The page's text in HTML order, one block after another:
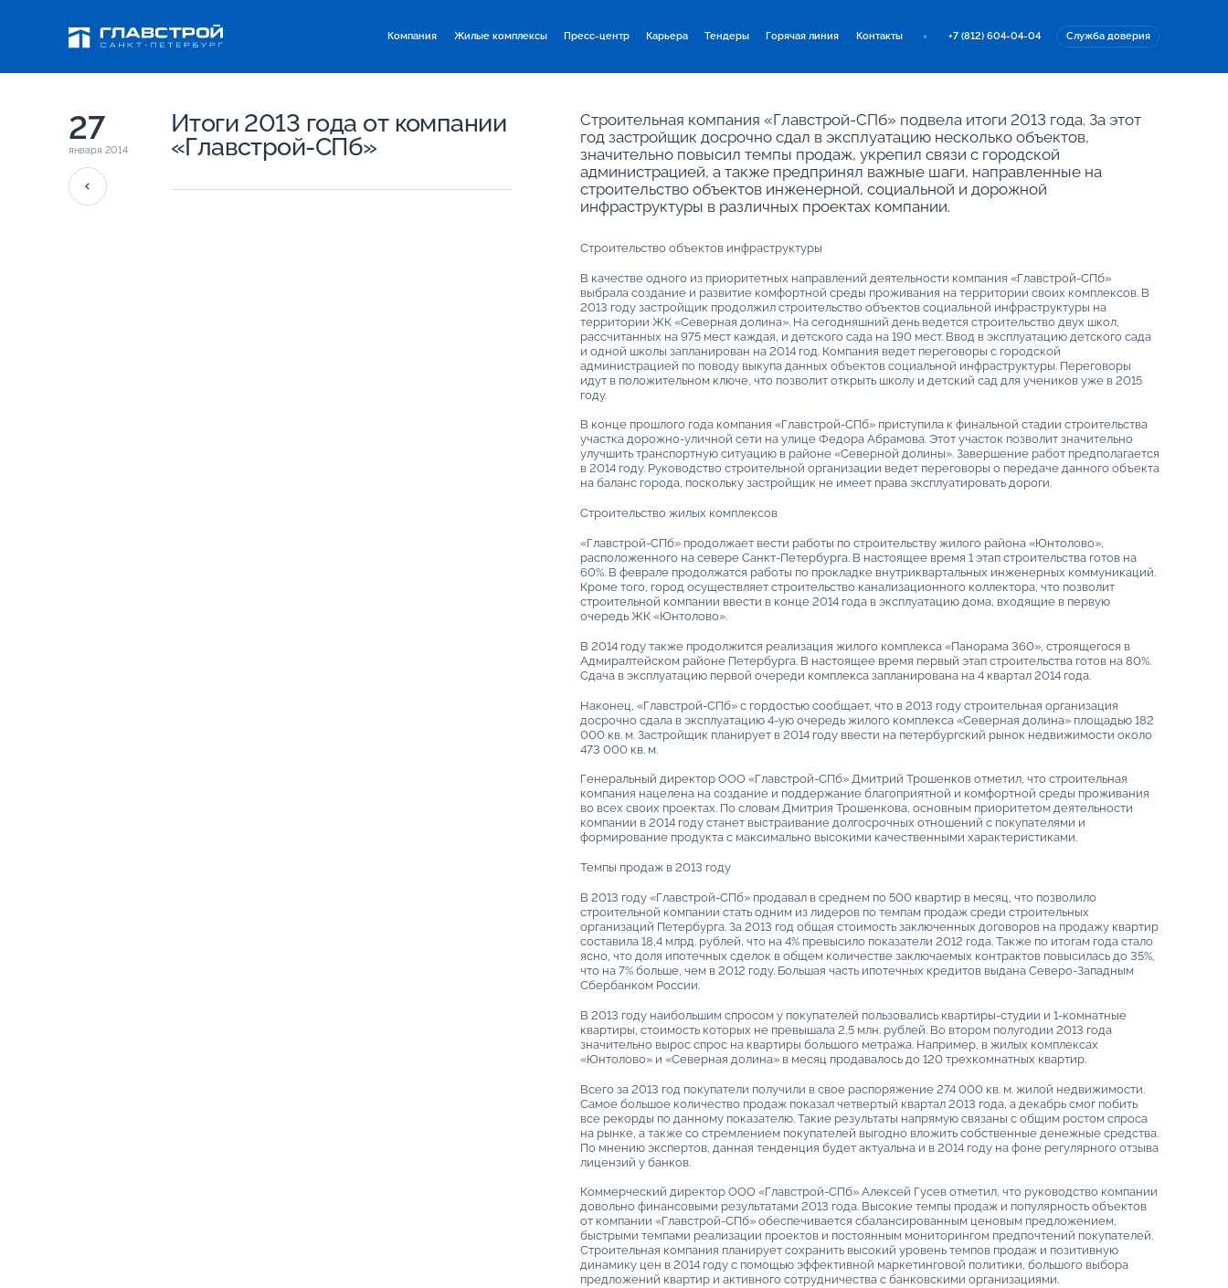
Компания Жилые комплексы Пресс-центр Карьера Тендеры Горячая линия Контакты +7 (812) 604-04-04 Служба доверия
27
января 2014
Итоги 2013 года от компании
«Главстрой-СПб»
Строительная компания «Главстрой-СПб» подвела итоги 2013 года. За этот
год застройщик досрочно сдал в эксплуатацию несколько объектов,
значительно повысил темпы продаж, укрепил связи с городской
администрацией, а также предпринял важные шаги, направленные на
строительство объектов инженерной, социальной и дорожной
инфраструктуры в различных проектах компании.
Строительство объектов инфраструктуры
В качестве одного из приоритетных направлений деятельности компания «Главстрой-СПб»
выбрала создание и развитие комфортной среды проживания на территории своих комплексов. В
2013 году застройщик продолжил строительство объектов социальной инфраструктуры на
территории ЖК «Северная долина». На сегодняшний день ведется строительство двух школ,
рассчитанных на 975 мест каждая, и детского сада на 190 мест. Ввод в эксплуатацию детского сада
и одной школы запланирован на 2014 год. Компания ведет переговоры с городской
администрацией по поводу выкупа данных объектов социальной инфраструктуры. Переговоры
идут в положительном ключе, что позволит открыть школу и детский сад для учеников уже в 2015
году.
В конце прошлого года компания «Главстрой-СПб» приступила к финальной стадии строительства
участка дорожно-уличной сети на улице Федора Абрамова. Этот участок позволит значительно
улучшить транспортную ситуацию в районе «Северной долины». Завершение работ предполагается
в 2014 году. Руководство строительной организации ведет переговоры о передаче данного объекта
на баланс города, поскольку застройщик не имеет права эксплуатировать дороги.
Строительство жилых комплексов
«Главстрой-СПб» продолжает вести работы по строительству жилого района «Юнтолово»,
расположенного на севере Санкт-Петербурга. В настоящее время 1 этап строительства готов на
60%. В феврале продолжатся работы по прокладке внутриквартальных инженерных коммуникаций.
Кроме того, город осуществляет строительство канализационного коллектора, что позволит
строительной компании ввести в конце 2014 года в эксплуатацию дома, входящие в первую
очередь ЖК «Юнтолово».
В 2014 году также продолжится реализация жилого комплекса «Панорама 360», строящегося в
Адмиралтейском районе Петербурга. В настоящее время первый этап строительства готов на 80%.
Сдача в эксплуатацию первой очереди комплекса запланирована на 4 квартал 2014 года.
Наконец, «Главстрой-СПб» с гордостью сообщает, что в 2013 году строительная организация
досрочно сдала в эксплуатацию 4-ую очередь жилого комплекса «Северная долина» площадью 182
000 кв. м. Застройщик планирует в 2014 году ввести на петербургский рынок недвижимости около
473 000 кв. м.
Генеральный директор ООО «Главстрой-СПб» Дмитрий Трошенков отметил, что строительная
компания нацелена на создание и поддержание благоприятной и комфортной среды проживания
во всех своих проектах. По словам Дмитрия Трошенкова, основным приоритетом деятельности
компании в 2014 году станет выстраивание долгосрочных отношений с покупателями и
формирование продукта с максимально высокими качественными характеристиками.
Темпы продаж в 2013 году
В 2013 году «Главстрой-СПб» продавал в среднем по 500 квартир в месяц, что позволило
строительной компании стать одним из лидеров по темпам продаж среди строительных
организаций Петербурга. За 2013 год общая стоимость заключенных договоров на продажу квартир
составила 18,4 млрд. рублей, что на 4% превысило показатели 2012 года. Также по итогам года стало
ясно, что доля ипотечных сделок в общем количестве заключаемых контрактов повысилась до 35%,
что на 7% больше, чем в 2012 году. Большая часть ипотечных кредитов выдана Северо-Западным
Сбербанком России.
В 2013 году наибольшим спросом у покупателей пользовались квартиры-студии и 1-комнатные
квартиры, стоимость которых не превышала 2,5 млн. рублей. Во втором полугодии 2013 года
значительно вырос спрос на квартиры большого метража. Например, в жилых комплексах
«Юнтолово» и «Северная долина» в месяц продавалось до 120 трехкомнатных квартир.
Всего за 2013 год покупатели получили в свое распоряжение 274 000 кв. м. жилой недвижимости.
Самое большое количество продаж показал четвертый квартал 2013 года, а декабрь смог побить
все рекорды по данному показателю. Такие результаты напрямую связаны с общим ростом спроса
на рынке, а также со стремлением покупателей выгодно вложить собственные денежные средства.
По мнению экспертов, данная тенденция будет актуальна и в 2014 году на фоне регулярного отзыва
лицензий у банков.
Коммерческий директор ООО «Главстрой-СПб» Алексей Гусев отметил, что руководство компании
довольно финансовыми результатами 2013 года. Высокие темпы продаж и популярность объектов
от компании «Главстрой-СПб» обеспечивается сбалансированным ценовым предложением,
быстрыми темпами реализации проектов и постоянным мониторингом предпочтений покупателей.
Строительная компания планирует сохранить высокий уровень темпов продаж и позитивную
динамику цен в 2014 году с помощью эффективной маркетинговой политики, большого выбора
предложений квартир и активного сотрудничества с банковскими организациями.